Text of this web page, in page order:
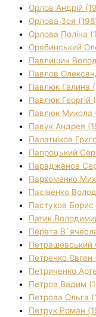
Орлов Андрій
Орлова Зоя
Орлова Поліна
Орябинський
Павлишин
Павлов
Павлюк Галина
Павлюк Георгій
Павлюк Микола
Павук Андрея
Палатніков
Папроцький
Параджанов
Пархоменко
Пасівенко
Пастухов
Патик
Перета
Петрашевський
Петренко
Петриченко
Петров Вадим
Петрова Ольга
Петрук Роман